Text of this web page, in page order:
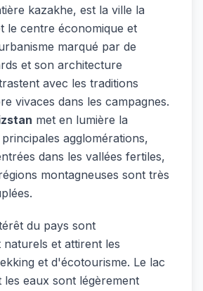
kazakhe, est la ville la
le centre économique et
marqué par de
et son architecture
avec les traditions
vivaces dans les campagnes.
met en lumière la
agglomérations,
dans les vallées fertiles,
montagneuses sont très
du pays sont
naturels et attirent les
et d'écotourisme. Le lac
les eaux sont légèrement